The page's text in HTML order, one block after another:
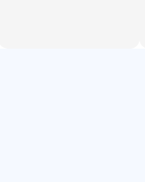
입니다.
하여 일부 성능이 하향
제공할 수 있도록 개